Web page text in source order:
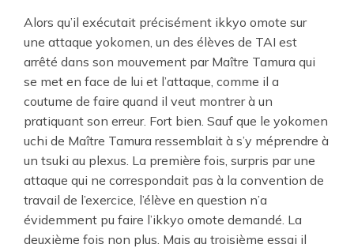
Alors qu’il exécutait précisément ikkyo omote sur
une attaque yokomen, un des élèves de TAI est
arrêté dans son mouvement par Maître Tamura qui
se met en face de lui et l’attaque, comme il a
coutume de faire quand il veut montrer à un
pratiquant son erreur. Fort bien. Sauf que le yokomen
uchi de Maître Tamura ressemblait à s’y méprendre à
un tsuki au plexus. La première fois, surpris par une
attaque qui ne correspondait pas à la convention de
travail de l’exercice, l’élève en question n’a
évidemment pu faire l’ikkyo omote demandé. La
deuxième fois non plus. Mais au troisième essai il